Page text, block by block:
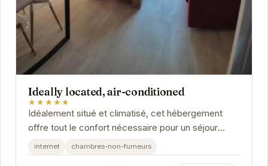
Ideally located, air-conditioned
★★★★★
Idéalement situé et climatisé, cet hébergement
offre tout le confort nécessaire pour un séjour
réussi à Grenoble.
internet chambres-non-fumeurs